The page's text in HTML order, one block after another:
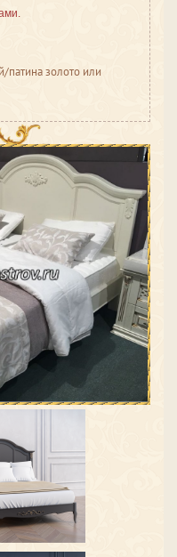
патина золото или